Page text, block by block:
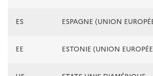
ES ESPAGNE (UNION
EE ESTONIE (UNION